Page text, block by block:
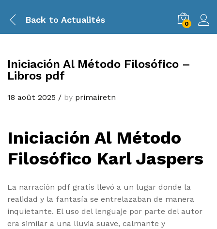
Back to Actualités 0
Iniciación Al Método Filosófico –
Libros pdf
18 août 2025 / by primairetn
Iniciación Al Método
Filosófico Karl Jaspers
La narración pdf gratis llevó a un lugar donde la
realidad y la fantasía se entrelazaban de manera
inquietante. El uso del lenguaje por parte del autor
era similar a una lluvia suave, calmante y